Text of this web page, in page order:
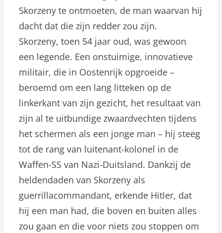
Skorzeny te ontmoeten, de man waarvan hij
dacht dat die zijn redder zou zijn.
Skorzeny, toen 54 jaar oud, was gewoon
een legende. Een onstuimige, innovatieve
militair, die in Oostenrijk opgroeide –
beroemd om een lang litteken op de
linkerkant van zijn gezicht, het resultaat van
zijn al te uitbundige zwaardvechten tijdens
het schermen als een jonge man – hij steeg
tot de rang van luitenant-kolonel in de
Waffen-SS van Nazi-Duitsland. Dankzij de
heldendaden van Skorzeny als
guerrillacommandant, erkende Hitler, dat
hij een man had, die boven en buiten alles
zou gaan en die voor niets zou stoppen om